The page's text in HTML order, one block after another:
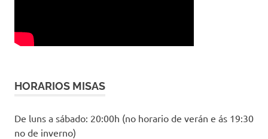
HORARIOS MISAS
De luns a sábado: 20:00h (no horario de verán e ás 19:30
no de inverno)